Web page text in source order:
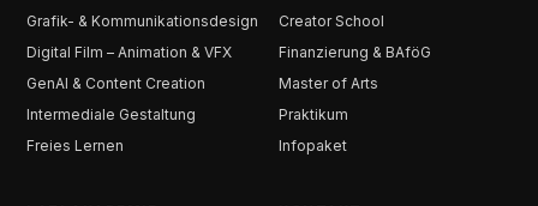
Grafik- & Kommunikationsdesign
Digital Film – Animation & VFX
GenAI & Content Creation
Intermediale Gestaltung
Freies Lernen
Creator School
Finanzierung & BAföG
Master of Arts
Praktikum
Infopaket